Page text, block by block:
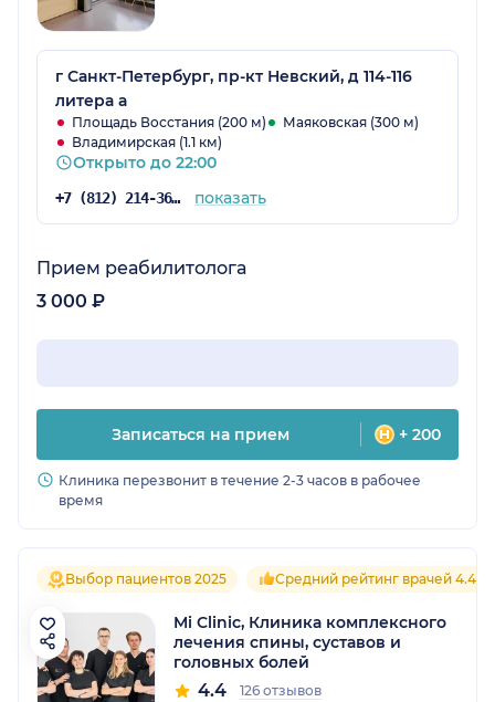
г Санкт-Петербург, пр-кт Невский, д 114-116
литера а
Площадь Восстания (200 м)
Маяковская (300 м)
Владимирская (1.1 км)
Открыто до 22:00
+7 (812) 214-36-55 показать
Прием реабилитолога
3 000 ₽
Записаться на прием + 200
Клиника перезвонит в течение 2-3 часов в рабочее
время
Выбор пациентов 2025 Средний рейтинг врачей 4.4
Mi Clinic, Клиника комплексного
лечения спины, суставов и
головных болей
4.4 126 отзывов